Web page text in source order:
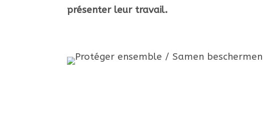
présenter leur travail.